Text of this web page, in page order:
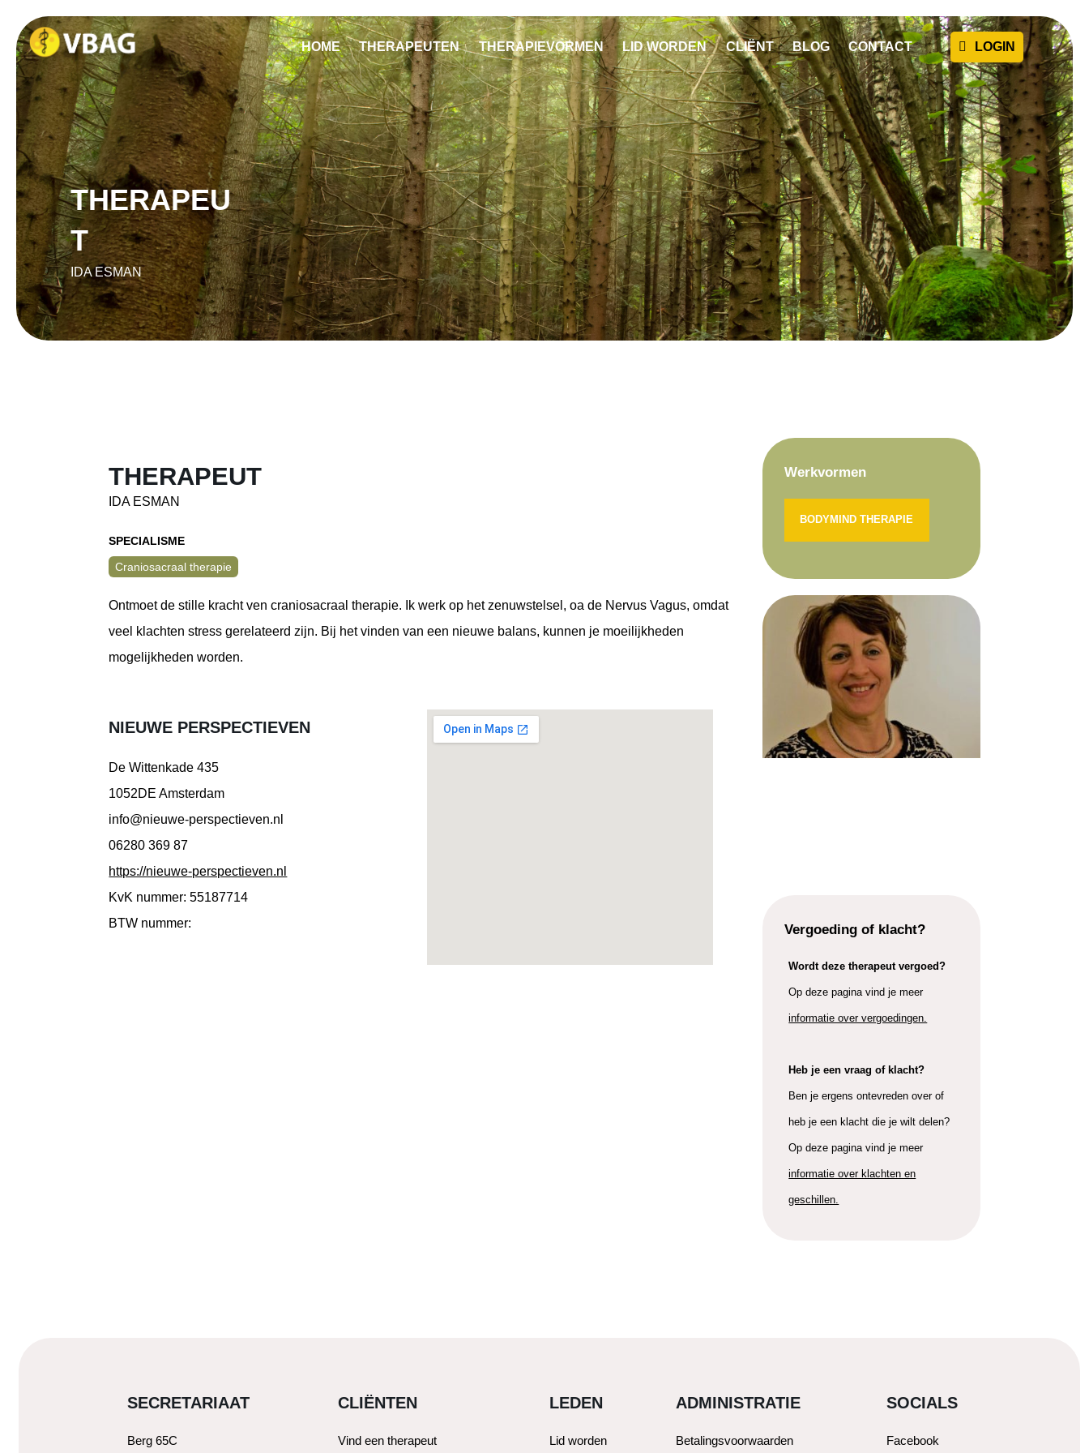
HOME THERAPEUTEN THERAPIEVORMEN LID WORDEN CLIËNT BLOG CONTACT
THERAPEU
T
IDA ESMAN
THERAPEUT
IDA ESMAN
SPECIALISME
Craniosacraal therapie
Ontmoet de stille kracht ven craniosacraal therapie. Ik werk op het zenuwstelsel, oa de Nervus Vagus, omdat
veel klachten stress gerelateerd zijn. Bij het vinden van een nieuwe balans, kunnen je moeilijkheden
mogelijkheden worden.
NIEUWE PERSPECTIEVEN
De Wittenkade 435
1052DE Amsterdam
info@nieuwe-perspectieven.nl
06280 369 87
https://nieuwe-perspectieven.nl
KvK nummer: 55187714
BTW nummer:
Werkvormen
BODYMIND THERAPIE
Vergoeding of klacht?
Wordt deze therapeut vergoed?
Op deze pagina vind je meer
informatie over vergoedingen.
Heb je een vraag of klacht?
Ben je ergens ontevreden over of
heb je een klacht die je wilt delen?
Op deze pagina vind je meer
informatie over klachten en
geschillen.
SECRETARIAAT
Berg 65C
CLIËNTEN
Vind een therapeut
LEDEN
Lid worden
ADMINISTRATIE
Betalingsvoorwaarden
SOCIALS
Facebook